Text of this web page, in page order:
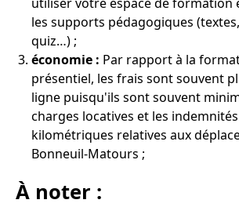
les supports pédagogiques
quiz…) ;
économie : Par rapport à la
présentiel, les frais sont souvent
ligne puisqu'ils sont souvent
charges locatives et les indemnités
kilométriques relatives aux
Bonneuil-Matours ;
À noter :